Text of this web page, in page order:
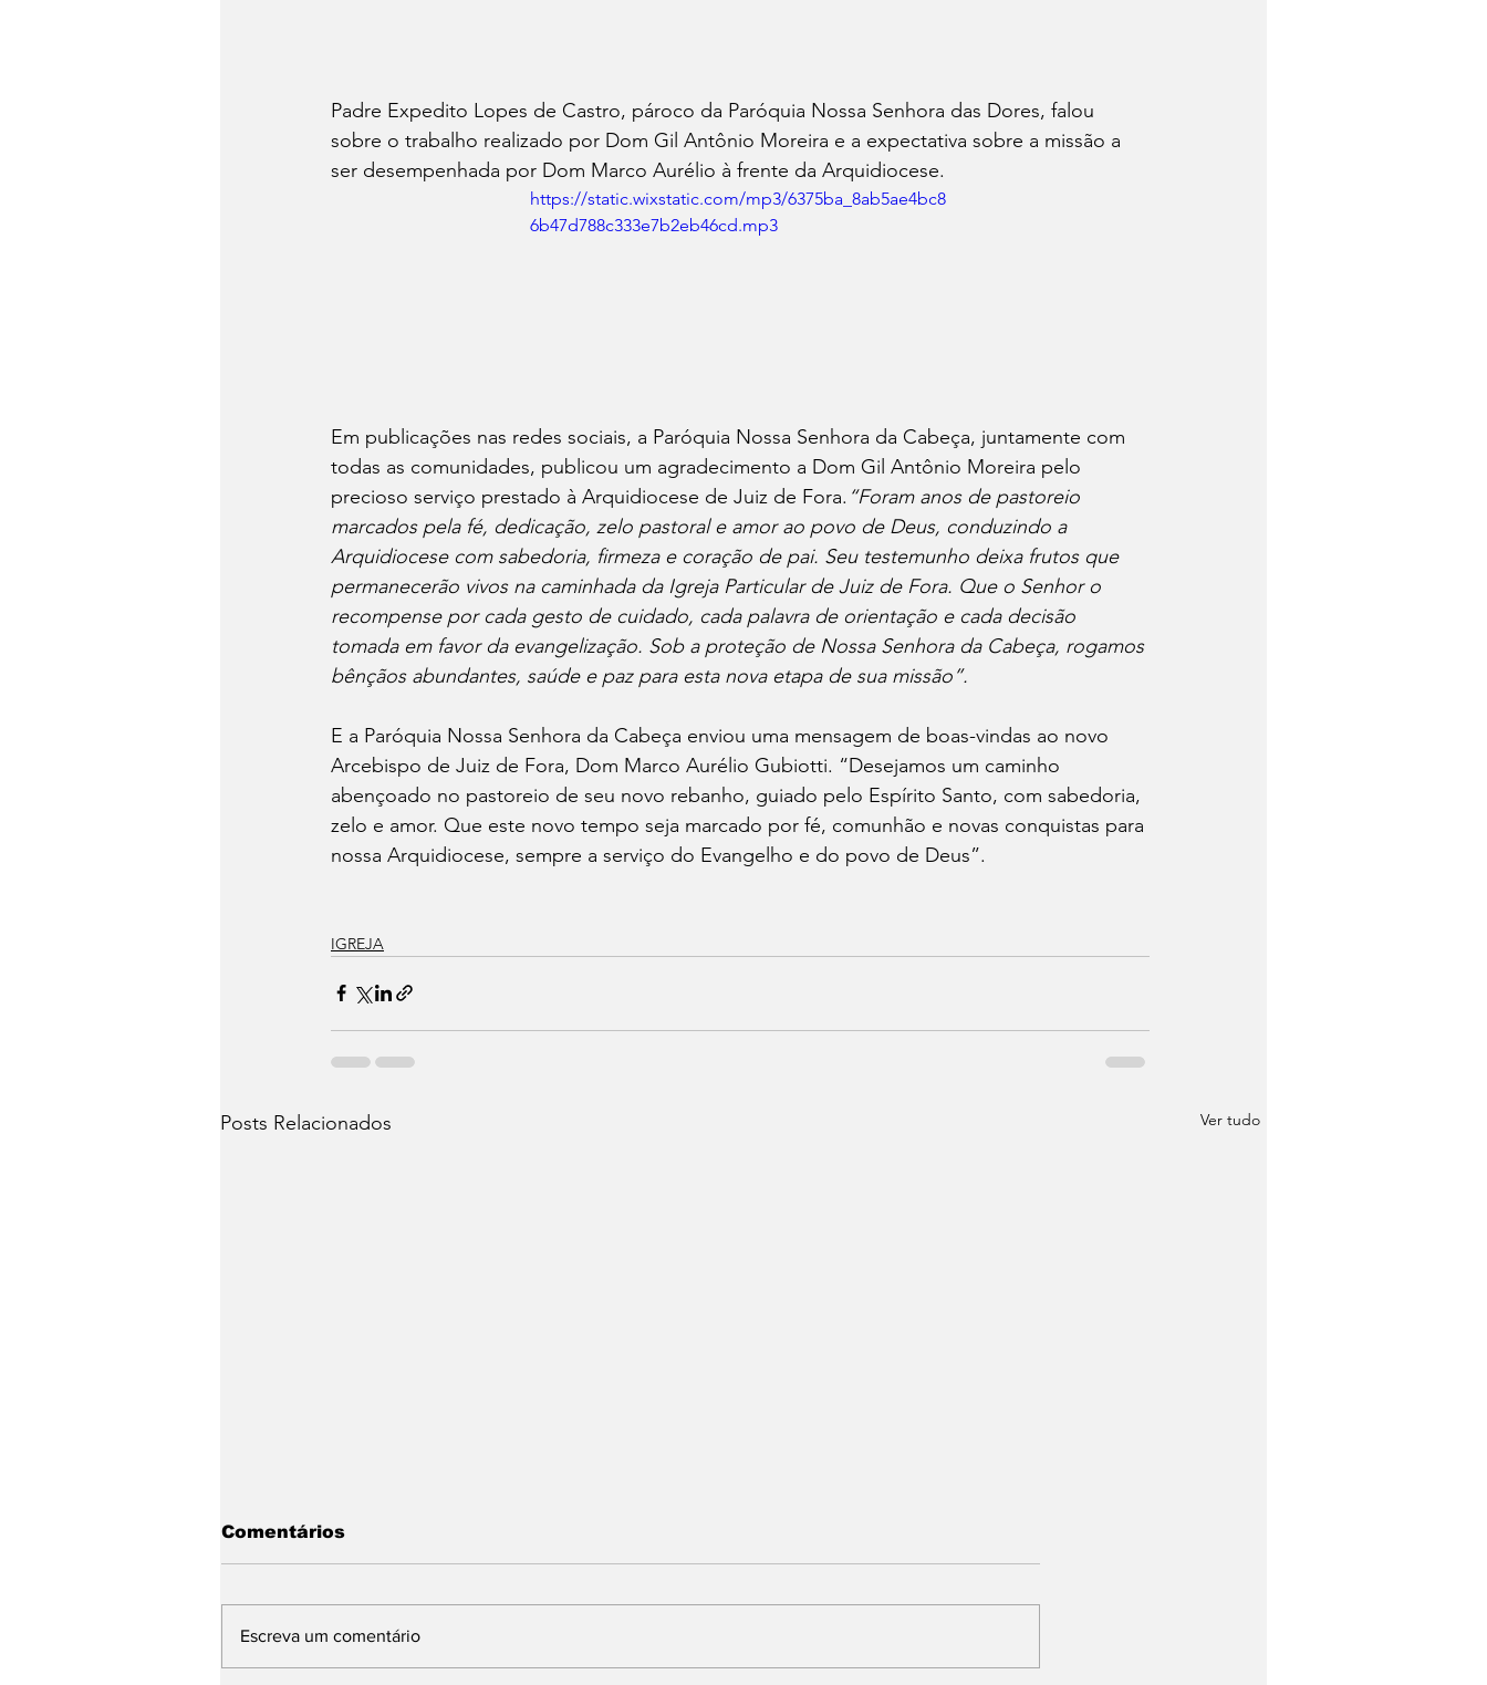
Padre Expedito Lopes de Castro, pároco da Paróquia Nossa Senhora das Dores, falou
sobre o trabalho realizado por Dom Gil Antônio Moreira e a expectativa sobre a missão a
ser desempenhada por Dom Marco Aurélio à frente da Arquidiocese.
https://static.wixstatic.com/mp3/6375ba_8ab5ae4bc8
6b47d788c333e7b2eb46cd.mp3
Em publicações nas redes sociais, a Paróquia Nossa Senhora da Cabeça, juntamente com
todas as comunidades, publicou um agradecimento a Dom Gil Antônio Moreira pelo
precioso serviço prestado à Arquidiocese de Juiz de Fora. “Foram anos de pastoreio
marcados pela fé, dedicação, zelo pastoral e amor ao povo de Deus, conduzindo a
Arquidiocese com sabedoria, firmeza e coração de pai. Seu testemunho deixa frutos que
permanecerão vivos na caminhada da Igreja Particular de Juiz de Fora. Que o Senhor o
recompense por cada gesto de cuidado, cada palavra de orientação e cada decisão
tomada em favor da evangelização. Sob a proteção de Nossa Senhora da Cabeça, rogamos
bênçãos abundantes, saúde e paz para esta nova etapa de sua missão”.
E a Paróquia Nossa Senhora da Cabeça enviou uma mensagem de boas-vindas ao novo
Arcebispo de Juiz de Fora, Dom Marco Aurélio Gubiotti. “Desejamos um caminho
abençoado no pastoreio de seu novo rebanho, guiado pelo Espírito Santo, com sabedoria,
zelo e amor. Que este novo tempo seja marcado por fé, comunhão e novas conquistas para
nossa Arquidiocese, sempre a serviço do Evangelho e do povo de Deus”.
IGREJA
Posts Relacionados Ver tudo
Comentários
Escreva um comentário